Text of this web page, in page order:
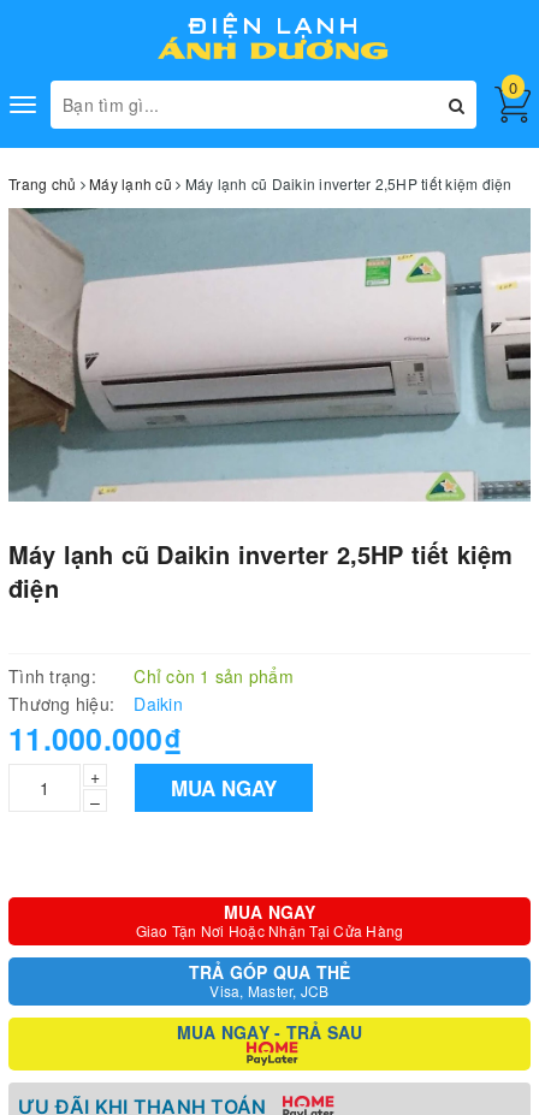
Toggle
navigation
0
Trang chủ Máy lạnh cũ Máy lạnh cũ Daikin inverter 2,5HP tiết kiệm điện
Máy lạnh cũ Daikin inverter 2,5HP tiết kiệm
điện
Tình trạng:
Chỉ còn 1 sản phẩm
Thương hiệu:
Daikin
11.000.000₫
+
–
MUA NGAY
MUA NGAY
Giao Tận Nơi Hoặc Nhận Tại Cửa Hàng
TRẢ GÓP QUA THẺ
Visa, Master, JCB
MUA NGAY - TRẢ SAU
ƯU ĐÃI KHI THANH TOÁN